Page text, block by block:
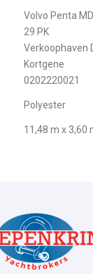
Volvo Penta
29 PK
Verkoophaven
Kortgene
0202220021
Polyester
11,48 m x 3,60